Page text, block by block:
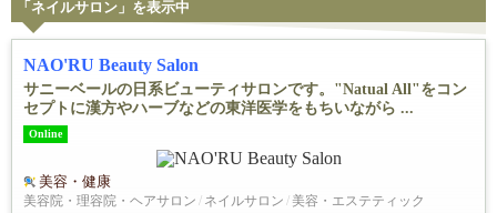
「ネイルサロン」を表示中
NAO'RU Beauty Salon
サニーベールの日系ビューティサロンです。"Natual All"をコン
セプトに漢方やハーブなどの東洋医学をもちいながら ...
Online
美容・健康
美容院・理容院・ヘアサロン / ネイルサロン / 美容・エステティック